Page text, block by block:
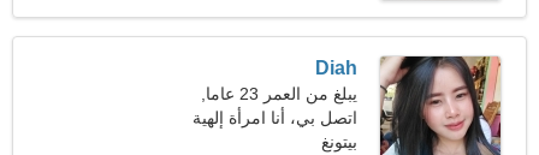
Diah
يبلغ من العمر 23 عاما,
القوس
اتصل بي، أنا امرأة إلهية
بيتونغ